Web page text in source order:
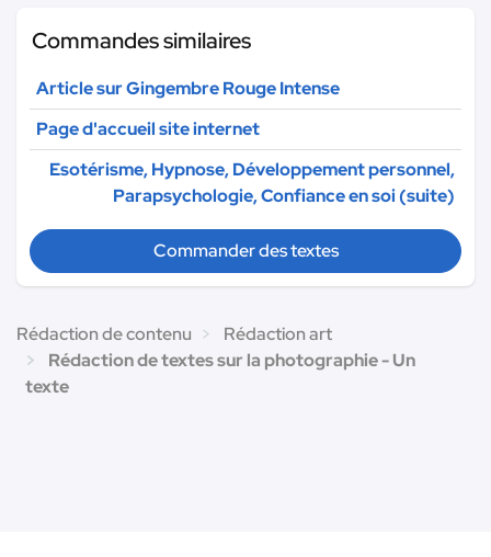
Commandes similaires
Article sur Gingembre Rouge Intense
Page d'accueil site internet
Esotérisme, Hypnose, Développement personnel,
Parapsychologie, Confiance en soi (suite)
Commander des textes
Rédaction de contenu
Rédaction art
Rédaction de textes sur la photographie - Un
texte